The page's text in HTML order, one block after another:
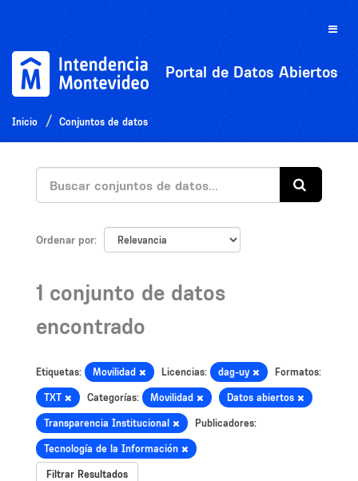
Toggle
Portal de Datos Abiertos
Inicio Conjuntos de datos
Ordenar por
1 conjunto de datos
encontrado
Etiquetas: Movilidad Licencias: dag-uy Formatos:
TXT Categorías: Movilidad Datos abiertos
Transparencia Institucional Publicadores:
Tecnología de la Información
Filtrar Resultados